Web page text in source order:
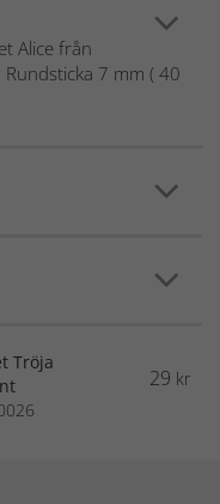
Alice från
7 mm ( 40
Tröja
29 kr